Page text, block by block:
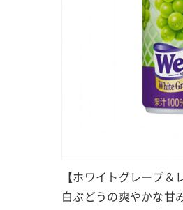
【ホワイトグレープ＆
白ぶどうの爽やかな甘